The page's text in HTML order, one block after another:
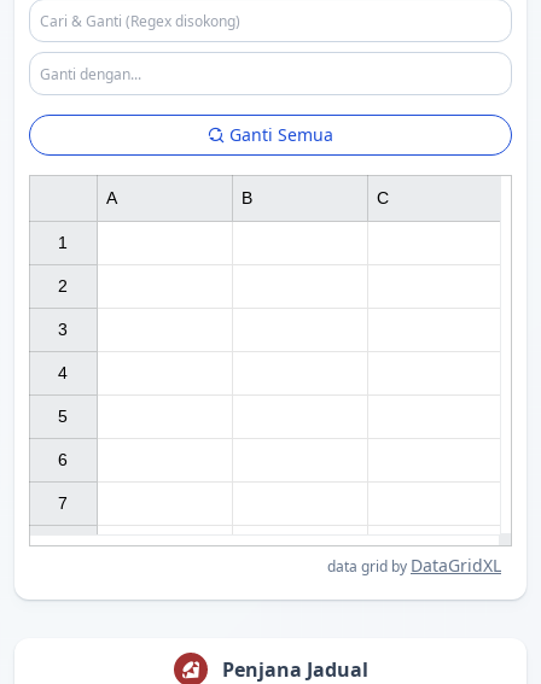
Ganti Semua
data grid by DataGridXL
1
2
3
4
5
6
7
A B C
Penjana Jadual